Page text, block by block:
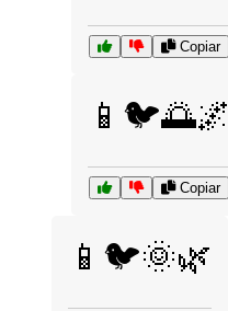
Copiar
📱🐦🌅🌌
Copiar
📱🐦🌞🌿